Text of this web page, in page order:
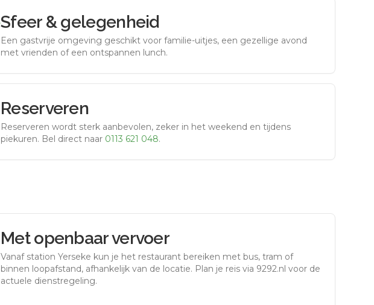
Sfeer & gelegenheid
Een gastvrije omgeving geschikt voor familie-uitjes, een gezellige avond
met vrienden of een ontspannen lunch.
Reserveren
Reserveren wordt sterk aanbevolen, zeker in het weekend en tijdens
piekuren. Bel direct naar 0113 621 048.
Met openbaar vervoer
Vanaf station Yerseke kun je het restaurant bereiken met bus, tram of
binnen loopafstand, afhankelijk van de locatie. Plan je reis via 9292.nl voor de
actuele dienstregeling.